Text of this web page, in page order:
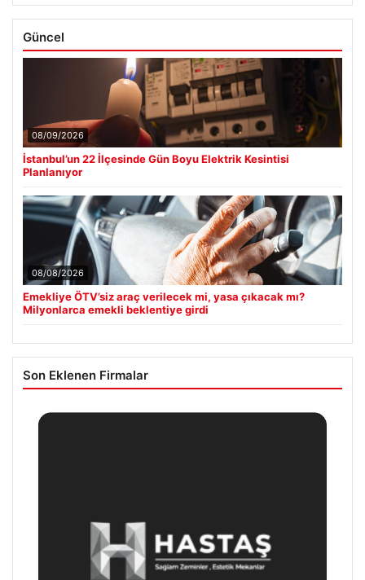
Güncel
08/09/2026
İstanbul’un 22 İlçesinde Gün Boyu Elektrik Kesintisi
Planlanıyor
08/08/2026
Emekliye ÖTV’siz araç verilecek mi, yasa çıkacak mı?
Milyonlarca emekli beklentiye girdi
Son Eklenen Firmalar